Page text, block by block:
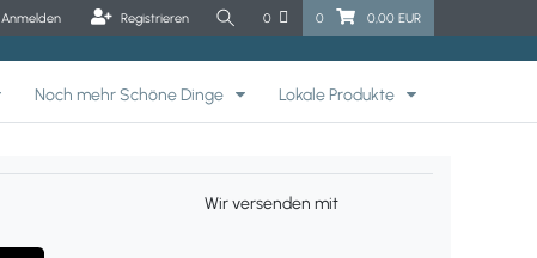
Anmelden Registrieren 0 0 0,00 EUR
Noch mehr Schöne Dinge Lokale Produkte
Wir versenden mit